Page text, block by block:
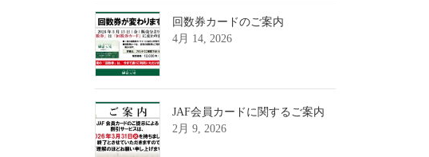
回数券カードのご案内
4月 14, 2026
JAF会員カードに関するご案内
2月 9, 2026